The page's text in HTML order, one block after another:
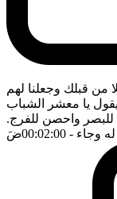
من قبلك وجعلنا لهم
يقول يا معشر الشباب
للبصر واحصن للفرج.
وجاء - 00:02:00 ضَ